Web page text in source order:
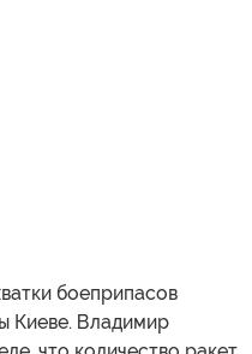
боеприпасов
Киеве. Владимир